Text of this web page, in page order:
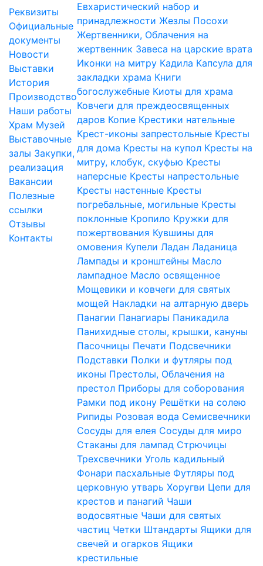
Реквизиты
Официальные
документы
Новости
Выставки
История
Производство
Наши работы
Храм Музей
Выставочные
залы Закупки,
реализация
Вакансии
Полезные
ссылки
Отзывы
Контакты
Евхаристический набор и
принадлежности Жезлы Посохи
Жертвенники, Облачения на
жертвенник Завеса на царские врата
Иконки на митру Кадила Капсула для
закладки храма Книги
богослужебные Киоты для храма
Ковчеги для преждеосвященных
даров Копие Крестики нательные
Крест-иконы запрестольные Кресты
для дома Кресты на купол Кресты на
митру, клобук, скуфью Кресты
наперсные Кресты напрестольные
Кресты настенные Кресты
погребальные, могильные Кресты
поклонные Кропило Кружки для
пожертвования Кувшины для
омовения Купели Ладан Ладаница
Лампады и кронштейны Масло
лампадное Масло освященное
Мощевики и ковчеги для святых
мощей Накладки на алтарную дверь
Панагии Панагиары Паникадила
Панихидные столы, крышки, кануны
Пасочницы Печати Подсвечники
Подставки Полки и футляры под
иконы Престолы, Облачения на
престол Приборы для соборования
Рамки под икону Решётки на солею
Рипиды Розовая вода Семисвечники
Сосуды для елея Сосуды для миро
Стаканы для лампад Стрючицы
Трехсвечники Уголь кадильный
Фонари пасхальные Футляры под
церковную утварь Хоругви Цепи для
крестов и панагий Чаши
водосвятные Чаши для святых
частиц Четки Штандарты Ящики для
свечей и огарков Ящики
крестильные